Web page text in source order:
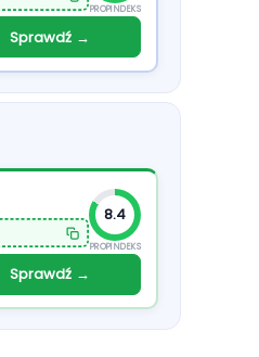
PROPINDEKS
Sprawdź →
8.4
PROPINDEKS
Sprawdź →